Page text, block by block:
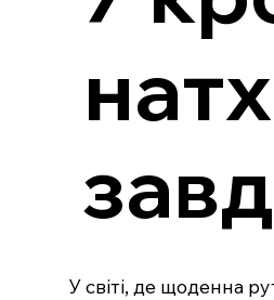
У світі, де щоденна